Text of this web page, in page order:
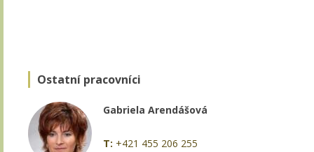
Ostatní pracovníci
Gabriela Arendášová
T: +421 455 206 255